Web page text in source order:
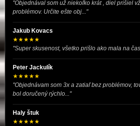
"Objednával som už niekoľko krát , diel prišiel
problémov. Určite ešte obj..."
Jakub Kovacs
★★★★★
"Super skusenost, všetko prišlo ako mala na
Peter Jackulík
★★★★★
"Objednávam som 3x a zatiaľ bez problémov,
bol doručený rýchlo..."
Haly štuk
★★★★★